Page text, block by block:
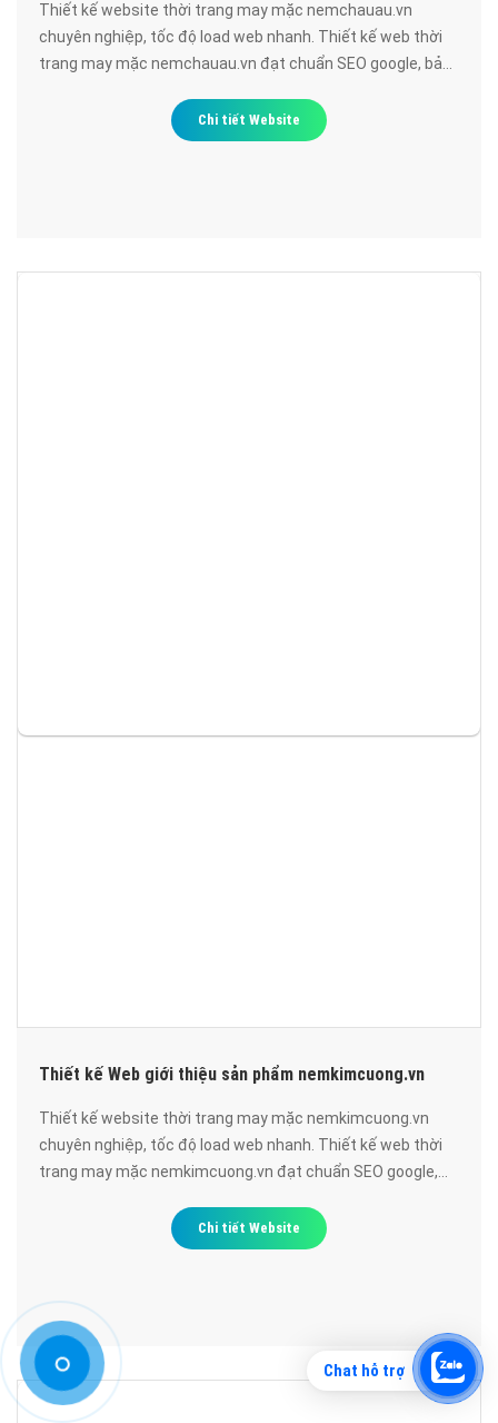
Thiết kế website thời trang may mặc nemchauau.vn
chuyên nghiệp, tốc độ load web nhanh. Thiết kế web thời
trang may mặc nemchauau.vn đạt chuẩn SEO google, bảo
Chi tiết Website
Thiết kế Web giới thiệu sản phẩm nemkimcuong.vn
Thiết kế website thời trang may mặc nemkimcuong.vn
chuyên nghiệp, tốc độ load web nhanh. Thiết kế web thời
trang may mặc nemkimcuong.vn đạt chuẩn SEO google,
Chi tiết Website
Chat hỗ trợ